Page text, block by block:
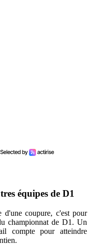
équipes de D1
d'une coupure, c'est pour
championnat de D1. Un
compte pour atteindre